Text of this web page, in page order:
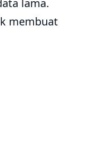
lama.
membuat